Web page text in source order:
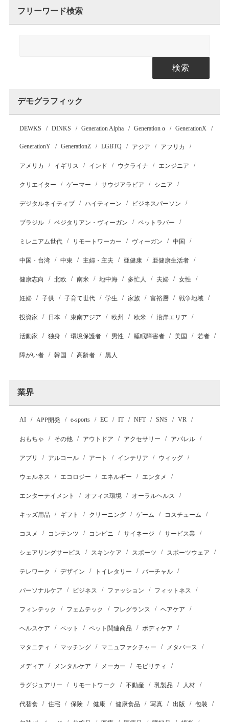
フリーワード検索
検索
デモグラフィック
DEWKS DINKS Generation Alpha Generation α GenerationX
GenerationY GenerationZ LGBTQ アジア アフリカ
アメリカ イギリス インド ウクライナ エンジニア
クリエイター ゲーマー サウジアラビア シニア
デジタルネイティブ ハイティーン ビジネスパーソン
ブラジル ベジタリアン・ヴィーガン ペットラバー
ミレニアム世代 リモートワーカー ヴィーガン 中国
中国・台湾 中東 主婦・主夫 亜健康 亜健康生活者
健康志向 北欧 南米 地中海 多忙人 夫婦 女性
妊婦 子供 子育て世代 学生 家族 富裕層 戦争地域
投資家 日本 東南アジア 欧州 欧米 沿岸エリア
活動家 独身 環境保護者 男性 睡眠障害者 美国 若者
障がい者 韓国 高齢者 黒人
業界
AI APP開発 e-sports EC IT NFT SNS VR
おもちゃ その他 アウトドア アクセサリー アパレル
アプリ アルコール アート インテリア ウィッグ
ウェルネス エコロジー エネルギー エンタメ
エンターテイメント オフィス環境 オーラルヘルス
キッズ用品 ギフト クリーニング ゲーム コスチューム
コスメ コンテンツ コンビニ サイネージ サービス業
シェアリングサービス スキンケア スポーツ スポーツウェア
テレワーク デザイン トイレタリー バーチャル
パーソナルケア ビジネス ファッション フィットネス
フィンテック フェムテック フレグランス ヘアケア
ヘルスケア ペット ペット関連商品 ボディケア
マタニティ マッチング マニュファクチャー メタバース
メディア メンタルケア メーカー モビリティ
ラグジュアリー リモートワーク 不動産 乳製品 人材
代替食 住宅 保険 健康 健康食品 写真 出版 包装